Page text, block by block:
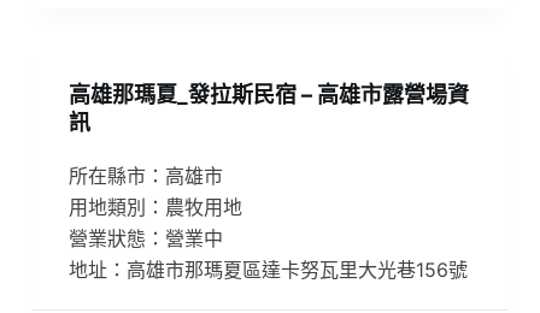
高雄那瑪夏_發拉斯民宿 – 高雄市露營場資
訊
所在縣市：高雄市
用地類別：農牧用地
營業狀態：營業中
地址：高雄市那瑪夏區達卡努瓦里大光巷156號